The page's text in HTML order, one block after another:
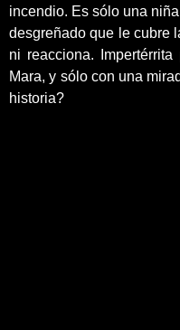
incendio. Es sólo una
desgreñado que le cubre
ni reacciona.
Mara, y sólo con una
historia?